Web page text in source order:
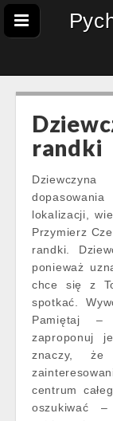
randki
lokalizacji,
Przymierz
randki.
ponieważ
chce się z
spotkać.
Pamiętaj –
zaproponuj
znaczy,
centrum
oszukiwać